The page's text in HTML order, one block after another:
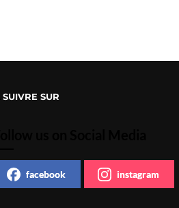
SUIVRE SUR
facebook instagram